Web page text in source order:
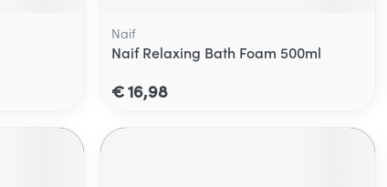
Naif
Naif Relaxing Bath Foam 500ml
€ 16,98